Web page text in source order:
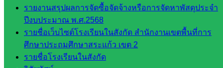
รายงานสรุปผลการจัดซื้อจัดจ้างหรือการจัดหาพัสดุประจำ
ปีงบประมาณ พ.ศ.2568
รายชื่อเว็บไซต์โรงเรียนในสังกัด สำนักงานเขตพื้นที่การ
ศึกษาประถมศึกษาสระแก้ว เขต 2
รายชื่อโรงเรียนในสังกัด
กลุ่ม
บริหาร
งาน
บุคคล
กลุ่ม